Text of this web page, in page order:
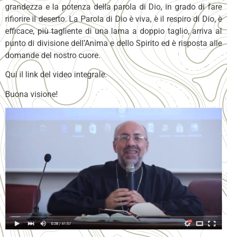
grandezza e la potenza della parola di Dio, in grado di fare
rifiorire il deserto. La Parola di Dio è viva, è il respiro di Dio, è
efficace, più tagliente di una lama a doppio taglio, arriva al
punto di divisione dell’Anima e dello Spirito ed è risposta alle
domande del nostro cuore.
Qui il link del video integrale.
Buona visione!